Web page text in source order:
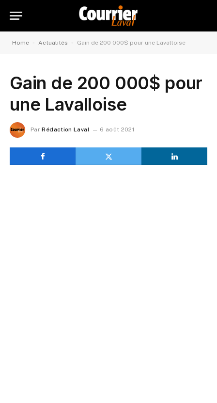
Home - Actualités - Gain de 200 000$ pour une Lavalloise
Gain de 200 000$ pour
une Lavalloise
Par Rédaction Laval 6 août 2021